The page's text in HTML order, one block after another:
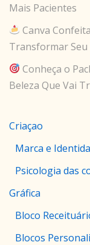
Mais Pacientes
Canva
Transformar
Conheça o
Beleza Que Vai
Criaçao
Marca e
Psicologia das
Gráfica
Bloco
Blocos